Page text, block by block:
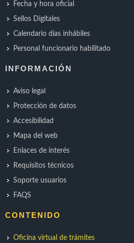
Fecha y hora oficial
Sellos Digitales
Calendario días inhábiles
Personal funcionario habilitado
INFORMACIÓN
Aviso legal
Protección de datos
Accesibilidad
Mapa del web
Enlaces de interés
Requisitos técnicos
Soporte usuarios
FAQS
CONTENIDO
Oficina virtual de trámites